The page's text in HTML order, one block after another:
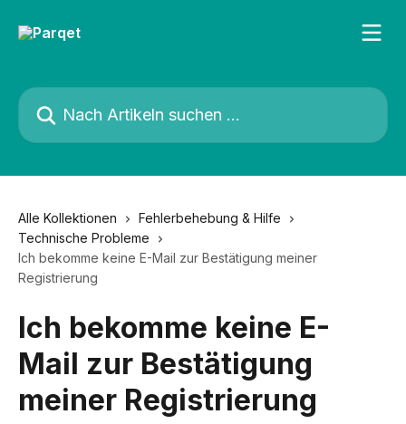
Nach Artikeln suchen …
Alle Kollektionen
Fehlerbehebung & Hilfe
Technische Probleme
Ich bekomme keine E-Mail zur Bestätigung meiner
Registrierung
Ich bekomme keine E-
Mail zur Bestätigung
meiner Registrierung